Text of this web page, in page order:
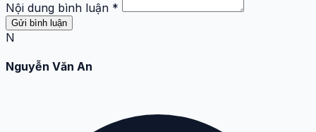
Nội dung bình luận *
Gửi bình luận
N
Nguyễn Văn An